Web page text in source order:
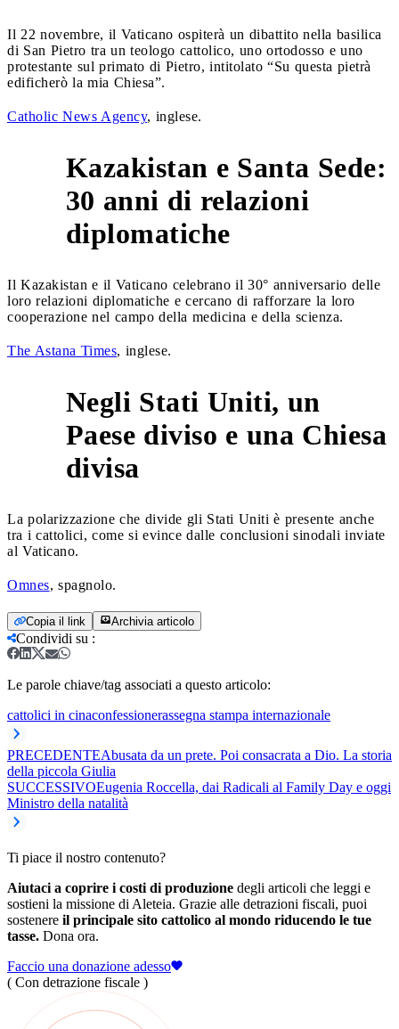
Il 22 novembre, il Vaticano ospiterà un dibattito nella basilica
di San Pietro tra un teologo cattolico, uno ortodosso e uno
protestante sul primato di Pietro, intitolato “Su questa pietrà
edificherò la mia Chiesa”.
Catholic News Agency, inglese.
Kazakistan e Santa Sede:
30 anni di relazioni
diplomatiche
Il Kazakistan e il Vaticano celebrano il 30° anniversario delle
loro relazioni diplomatiche e cercano di rafforzare la loro
cooperazione nel campo della medicina e della scienza.
The Astana Times, inglese.
Negli Stati Uniti, un
Paese diviso e una Chiesa
divisa
La polarizzazione che divide gli Stati Uniti è presente anche
tra i cattolici, come si evince dalle conclusioni sinodali inviate
al Vaticano.
Omnes, spagnolo.
Copia il link Archivia articolo
Condividi su :
Le parole chiave/tag associati a questo articolo:
cattolici in cinaconfessionerassegna stampa internazionale
PRECEDENTEAbusata da un prete. Poi consacrata a Dio. La storia
della piccola Giulia
SUCCESSIVOEugenia Roccella, dai Radicali al Family Day e oggi
Ministro della natalità
Ti piace il nostro contenuto?
Aiutaci a coprire i costi di produzione degli articoli che leggi e
sostieni la missione di Aleteia. Grazie alle detrazioni fiscali, puoi
sostenere il principale sito cattolico al mondo riducendo le tue
tasse. Dona ora.
Faccio una donazione adesso
( Con detrazione fiscale )